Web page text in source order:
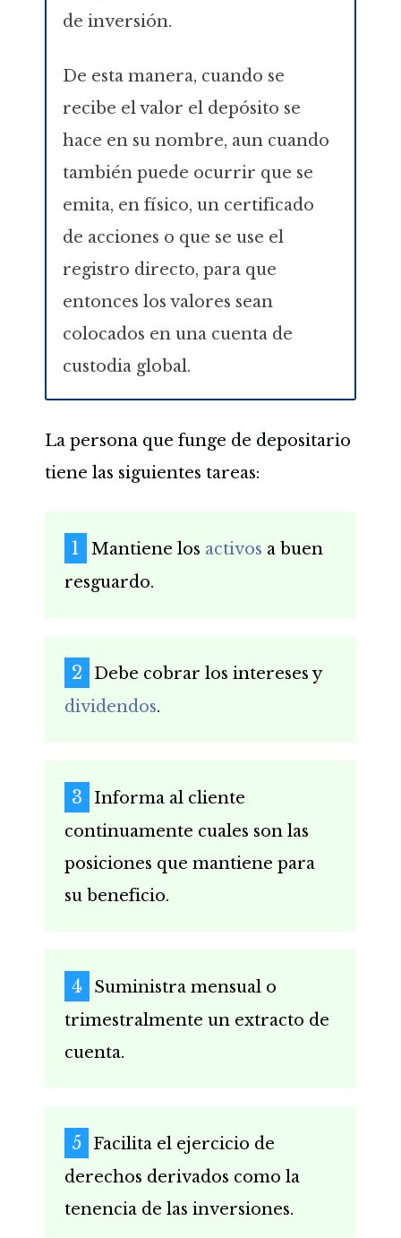
de inversión.
De esta manera, cuando se
recibe el valor el depósito se
hace en su nombre, aun cuando
también puede ocurrir que se
emita, en físico, un certificado
de acciones o que se use el
registro directo, para que
entonces los valores sean
colocados en una cuenta de
custodia global.
La persona que funge de depositario
tiene las siguientes tareas:
Mantiene los activos a buen
resguardo.
Debe cobrar los intereses y
dividendos.
Informa al cliente
continuamente cuales son las
posiciones que mantiene para
su beneficio.
Suministra mensual o
trimestralmente un extracto de
cuenta.
Facilita el ejercicio de
derechos derivados como la
tenencia de las inversiones.